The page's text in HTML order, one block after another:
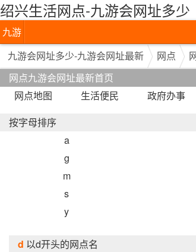
绍兴生活网点-九游会网址多少
九游
会网
址多
少-九
游会
九游会网址多少-九游会网址最新 网点
网点九游会网址最新首页
网点地图
生活便民 政府办事
按字母排序
a
g
m
s
y
d 以d开头的网点名